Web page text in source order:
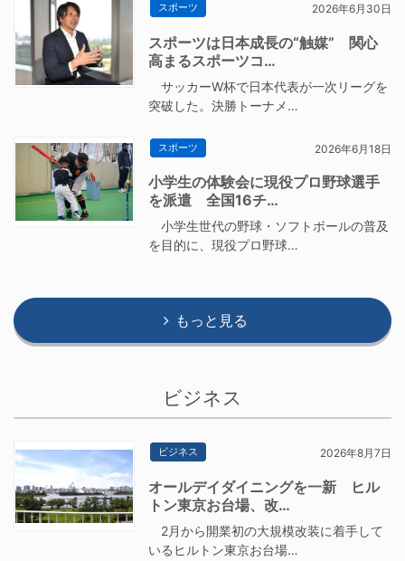
スポーツ 2026年6月30日
スポーツは日本成長の“触媒” 関心
高まるスポーツコ…
サッカーW杯で日本代表が一次リーグを
突破した。決勝トーナメ…
スポーツ 2026年6月18日
小学生の体験会に現役プロ野球選手
を派遣 全国16チ…
小学生世代の野球・ソフトボールの普及
を目的に、現役プロ野球…
もっと見る
ビジネス
ビジネス 2026年8月7日
オールデイダイニングを一新 ヒル
トン東京お台場、改…
2月から開業初の大規模改装に着手して
いるヒルトン東京お台場…